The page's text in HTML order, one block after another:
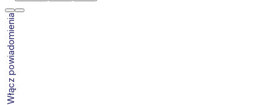
Włącz powiadomienia